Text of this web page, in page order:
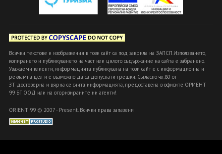
Всички текстове и изображения в този сайт са под закрила на ЗАПСП.Използването,
копирането и публикуването на част или цялото съдържание на сайта е забранено.
Уважаеми клиенти, информацията публикувана на този сайт е с информационна и
рекламна цел и е възможно да са допуснати грешки. Съгласно чл.80 от
ЗТ достоверна и вярна се счита информацията, предоставена в офисите ОРИЕНТ
99 БГ ООД или на оторизираните ни агенти!
ORIENT 99 © 2007 - Present. Всички права запазени